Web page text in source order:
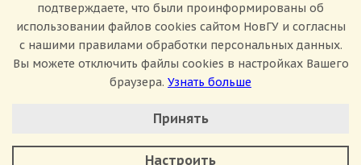
Сведения о доходах
подтверждаете, что были проинформированы об
использовании файлов cookies сайтом НовГУ и согласны
с нашими правилами обработки персональных данных.
Вы можете отключить файлы cookies в настройках Вашего
браузера. Узнать больше
Минимальные
Аналитические/Функциональные
Принять
Настроить